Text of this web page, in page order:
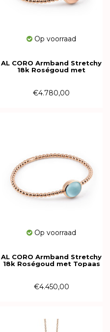
Op voorraad
AL CORO Armband Stretchy
18k Roségoud met
€4.780,00
Op voorraad
AL CORO Armband Stretchy
18k Roségoud met Topaas
€4.450,00